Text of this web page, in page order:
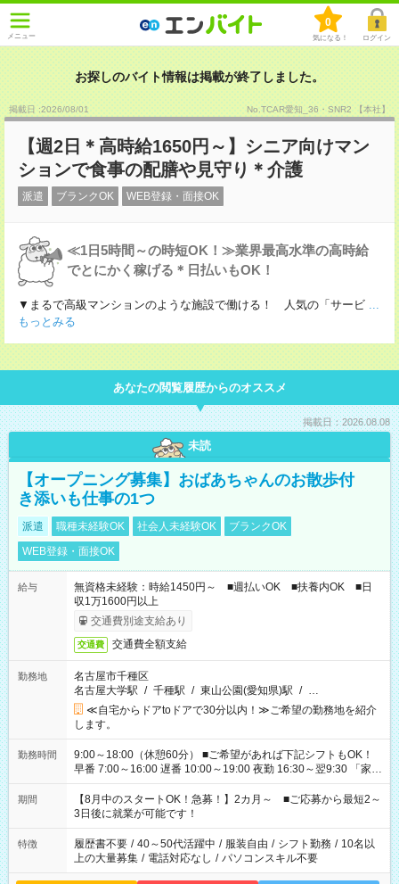
メニュー
0
気になる！ ログイン
お探しのバイト情報は掲載が終了しました。
掲載日 :2026/08/01 No.TCAR愛知_36・SNR2 【本社】
【週2日＊高時給1650円～】シニア向けマン
ションで食事の配膳や見守り＊介護
派遣 ブランクOK WEB登録・面接OK
≪1日5時間～の時短OK！≫業界最高水準の高時給
でとにかく稼げる＊日払いもOK！
▼まるで高級マンションのような施設で働ける！ 人気の「サービ ...
もっとみる
あなたの閲覧履歴からのオススメ
掲載日：2026.08.08
未読
【オープニング募集】おばあちゃんのお散歩付
き添いも仕事の1つ
派遣 職種未経験OK 社会人未経験OK
ブランクOK
WEB登録・面接OK
給与
無資格未経験：時給1450円～ ■週払いOK ■扶養内OK ■日
収1万1600円以上
交通費別途支給あり
交通費 交通費全額支給
勤務地
名古屋市千種区
名古屋大学駅 / 千種駅 / 東山公園(愛知県)駅 / …
≪自宅からドアtoドアで30分以内！≫ご希望の勤務地を紹介
します。
勤務時間
9:00～18:00（休憩60分） ■ご希望があれば下記シフトもOK！
早番 7:00～16:00 遅番 10:00～19:00 夜勤 16:30～翌9:30 「家族
と休みを合わせたい」 「余裕を持って夕飯の準備がしたい」
「できれば残業はしたくない」 など、ご希望を教えてください
ね。 ※Wワーク希望の方へ 今ご覧のお仕事で希望する勤務時間
と、もう1つのお仕事の勤務時間。 合計で週40時間を超える場
合は応募できません。
期間
【8月中のスタートOK！急募！】2カ月～ ■ご応募から最短2～
3日後に就業が可能です！
特徴 履歴書不要 / 40～50代活躍中 / 服装自由 / シフト勤務 / 10名以
上の大量募集 / 電話対応なし / パソコンスキル不要